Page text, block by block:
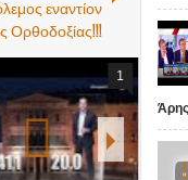
εναντίον
Ορθοδοξίας!!!